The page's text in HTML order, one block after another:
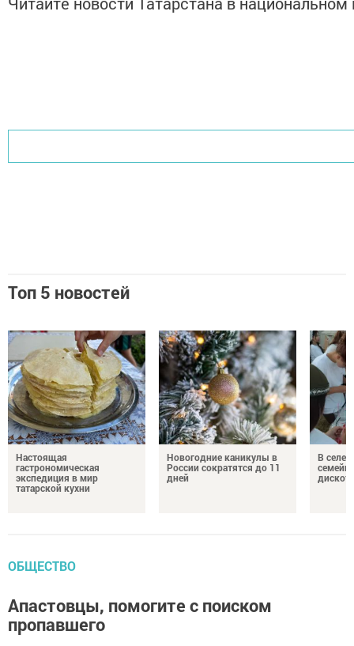
Топ 5 новостей
Настоящая
гастрономическая
экспедиция в мир
татарской кухни
Новогодние каникулы в
России сократятся до 11
дней
В селе
ОБЩЕСТВО
Апастовцы, помогите с поиском
пропавшего